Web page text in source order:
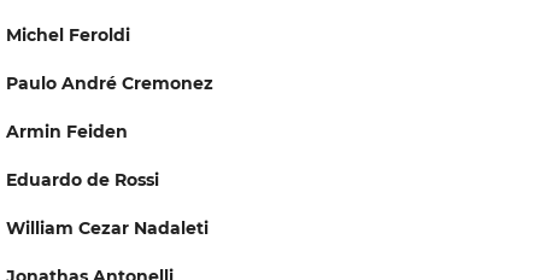
Michel Feroldi
Paulo André Cremonez
Armin Feiden
Eduardo de Rossi
William Cezar Nadaleti